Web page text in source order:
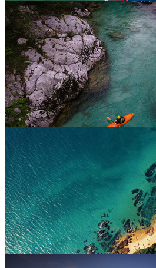
背包人物与湖边的树木摄影高清图片
4256 × 2832 JPG
小艇人物与清澈的湖水摄影高清图片
4928 × 3264 JPG